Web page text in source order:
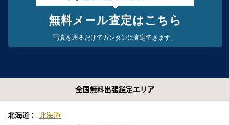
無料メール査定はこちら
写真を送るだけでカンタンに査定できます。
全国無料出張鑑定エリア
北海道： 北海道